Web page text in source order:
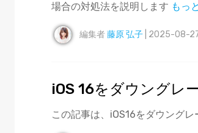
場合の対処法を説明します もっ
編集者藤原 弘子 | 2025-08-
iOS 16をダウングレ
この記事は、iOS16をダウング